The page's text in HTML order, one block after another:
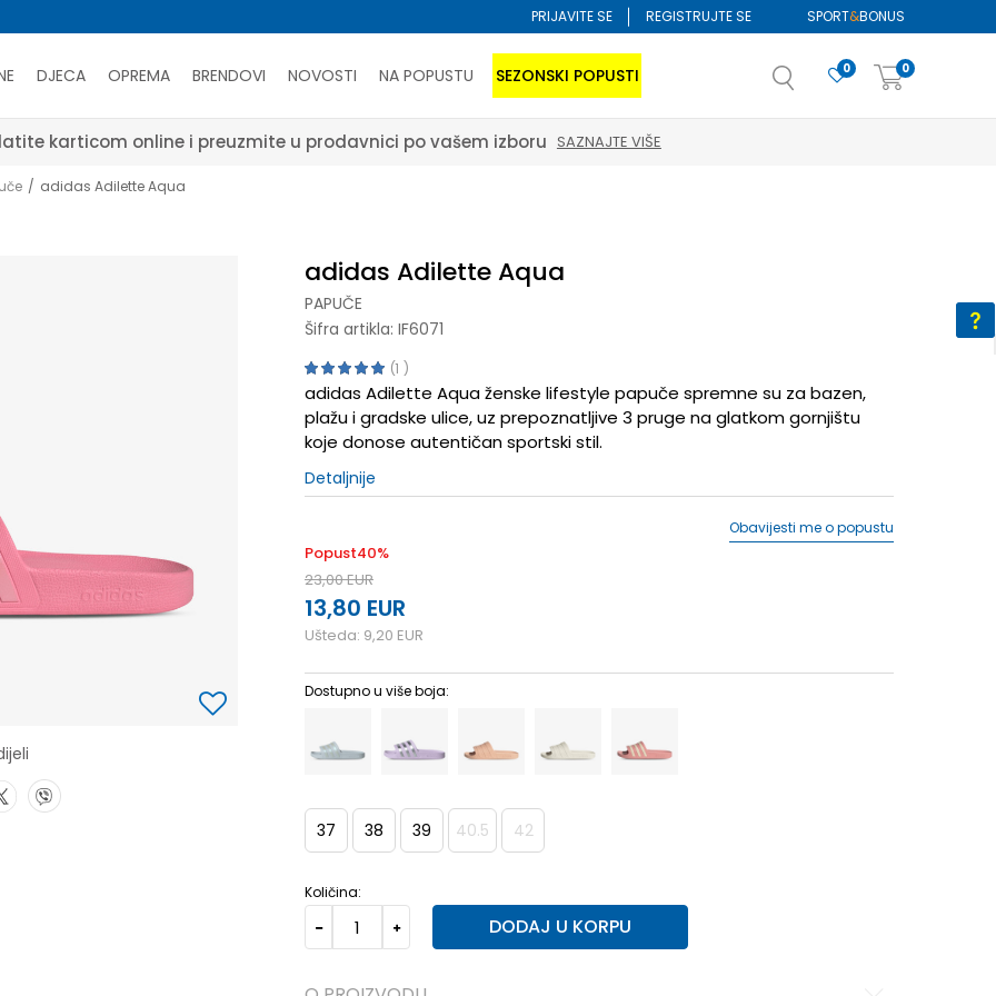
SPORT&BONUS
PRIJAVITE SE REGISTRUJTE SE
DJECA OPREMA BRENDOVI NOVOSTI NA POPUSTU SEZONSKI POPUSTI 0
0
Platite karticom online i preuzmite u prodavnici po vašem izboru SAZNAJTE VIŠE
adidas Adilette Aqua
adidas Adilette Aqua
PAPUČE
Šifra artikla: IF6071
1
adidas Adilette Aqua ženske lifestyle papuče spremne su za bazen,
plažu i gradske ulice, uz prepoznatljive 3 pruge na glatkom gornjištu
koje donose autentičan sportski stil.
Detaljnije
Popust40%
23,00EUR
13,80 EUR
Ušteda: 9,20 EUR
Obavijesti me o popustu
Dostupno u više boja:
37 38 39 40.5 42
Količina:
DODAJ U KORPU